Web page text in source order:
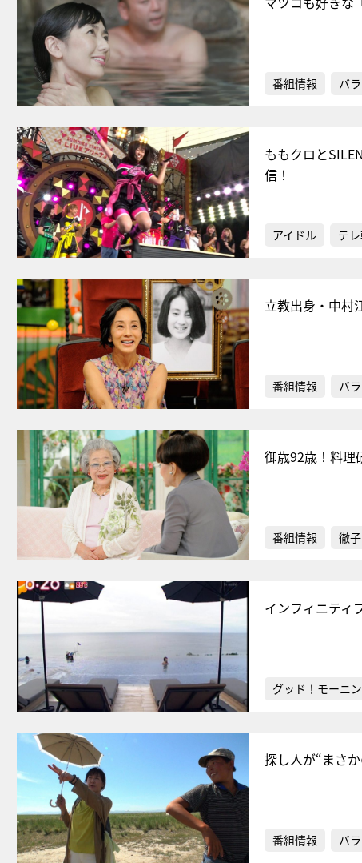
番組情報 バ
ももクロと
信！
アイドル テ
立教出身・中村
番組情報 バ
御歳92歳！料理
番組情報 徹
インフィニティ
グッド！モーニ
探し人が“まさ
番組情報 バ